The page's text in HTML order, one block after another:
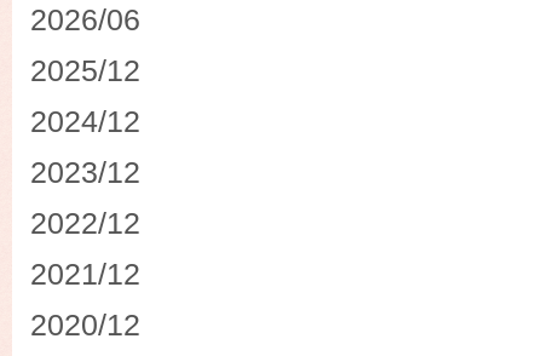
2026/06
2025/12
2024/12
2023/12
2022/12
2021/12
2020/12